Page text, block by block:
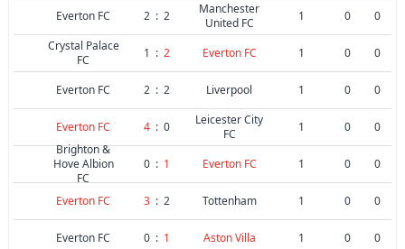
Everton FC 2 : 2
Manchester
United FC
1 0
0
Crystal Palace
FC
1 : 2 Everton FC 1 0 0
Everton FC 2 : 2 Liverpool 1 0 0
Everton FC 4 : 0
Leicester City
FC
1 0
0
Brighton &
Hove Albion
FC
0 : 1 Everton FC 1 0 0
Everton FC 3 : 2 Tottenham 1 0 0
Everton FC 0 : 1 Aston Villa 1 0 0